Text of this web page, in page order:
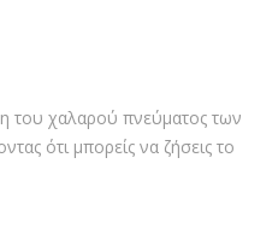
του χαλαρού πνεύματος των
ότι μπορείς να ζήσεις το